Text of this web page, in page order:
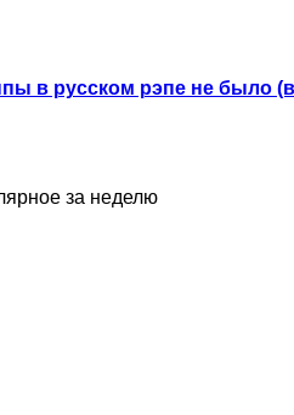
в русском рэпе не было
за неделю